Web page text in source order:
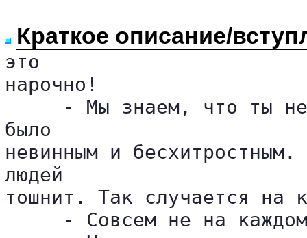
Краткое описание/
это
нарочно!
- Мы знаем, что ты
было
невинным и
людей
тошнит. Так случается на
- Совсем не на